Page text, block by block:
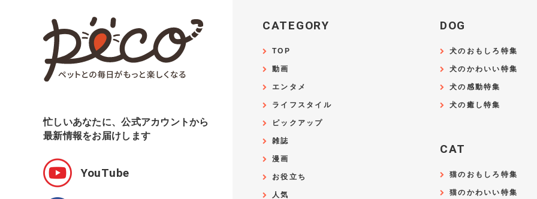
忙しいあなたに、公式アカウントから
最新情報をお届けします
YouTube
CATEGORY
TOP
動画
エンタメ
ライフスタイル
ピックアップ
雑誌
漫画
お役立ち
人気
DOG
犬のおもしろ特集
犬のかわいい特集
犬の感動特集
犬の癒し特集
CAT
猫のおもしろ特集
猫のかわいい特集